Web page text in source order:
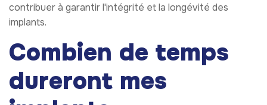
contribuer à garantir l'intégrité et la longévité des
implants.
Combien de temps
dureront mes